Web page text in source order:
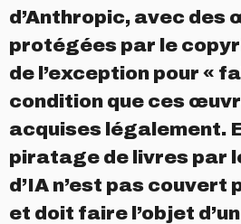
d’Anthropic, avec des
protégées par le
de l’exception pour «
condition que ces
acquises légalement.
piratage de livres par
d’IA n’est pas couvert
et doit faire l’objet